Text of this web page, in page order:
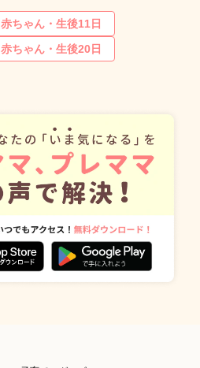
赤ちゃん・生後11日
赤ちゃん・生後20日